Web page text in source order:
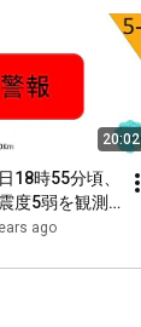
20:02
18時55分頃、
度5弱を観測
【切り抜きア
発表の瞬間】
ago